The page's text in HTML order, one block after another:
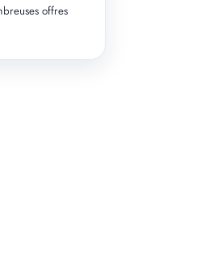
offres